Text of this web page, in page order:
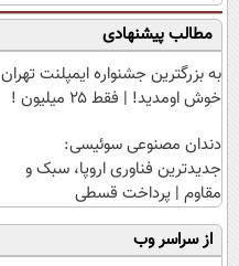
مطالب پیشنهادی
به بزرگترین جشنواره ایمپلنت تهران
خوش اومدید! | فقط ۲۵ میلیون !
دندان مصنوعی سوئیسی:
جدیدترین فناوری اروپا، سبک و
مقاوم | پرداخت قسطی
از سراسر وب